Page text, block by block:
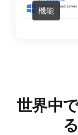
機能
世界中